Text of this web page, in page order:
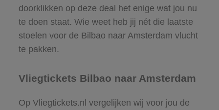
doorklikken op deze deal het enige wat jou nu
te doen staat. Wie weet heb jij nét die laatste
stoelen voor de Bilbao naar Amsterdam vlucht
te pakken.
Vliegtickets Bilbao naar Amsterdam
Op Vliegtickets.nl vergelijken wij voor jou de